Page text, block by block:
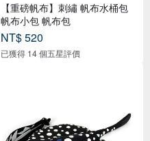
【重磅帆布】刺繡 帆布水桶包
帆布小包 帆布包
NT$ 520
已獲得 14 個五星評價